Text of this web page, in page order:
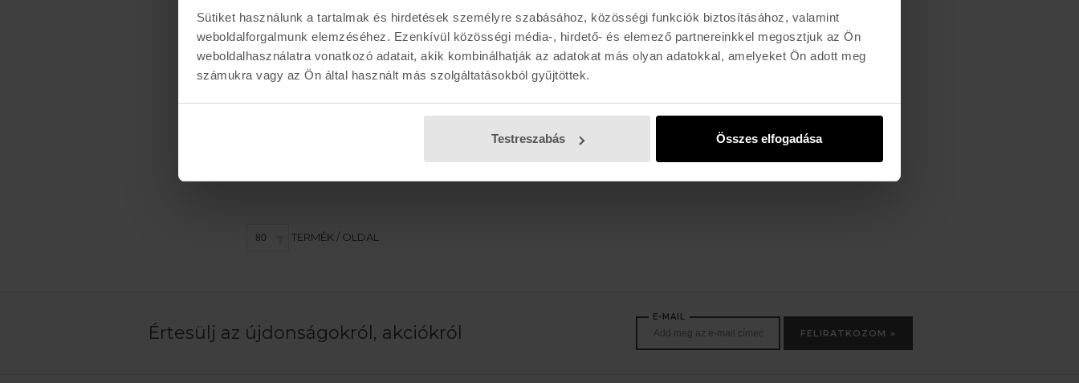
Sütiket használunk a tartalmak és hirdetések személyre szabásához, közösségi funkciók biztosításához, valamint
weboldalforgalmunk elemzéséhez. Ezenkívül közösségi média-, hirdető- és elemező partnereinkkel megosztjuk az Ön
weboldalhasználatra vonatkozó adatait, akik kombinálhatják az adatokat más olyan adatokkal, amelyeket Ön adott meg
számukra vagy az Ön által használt más szolgáltatásokból gyűjtöttek.
Testreszabás Összes elfogadása
ETNIES
ECORP KIDS HOODIE
TERMÉK / OLDAL
Értesülj az újdonságokról, akciókról
E-MAIL
FELIRATKOZOM »